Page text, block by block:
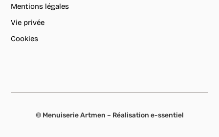
Mentions légales
Vie privée
Cookies
© Menuiserie Artmen – Réalisation e-ssentiel